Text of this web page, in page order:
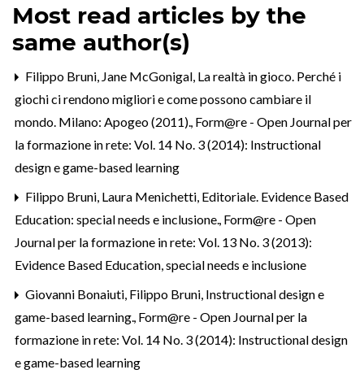
Most read articles by the
same author(s)
Filippo Bruni, Jane McGonigal, La realtà in gioco. Perché i
giochi ci rendono migliori e come possono cambiare il
mondo. Milano: Apogeo (2011)., Form@re - Open Journal per
la formazione in rete: Vol. 14 No. 3 (2014): Instructional
design e game-based learning
Filippo Bruni, Laura Menichetti, Editoriale. Evidence Based
Education: special needs e inclusione., Form@re - Open
Journal per la formazione in rete: Vol. 13 No. 3 (2013):
Evidence Based Education, special needs e inclusione
Giovanni Bonaiuti, Filippo Bruni, Instructional design e
game-based learning., Form@re - Open Journal per la
formazione in rete: Vol. 14 No. 3 (2014): Instructional design
e game-based learning